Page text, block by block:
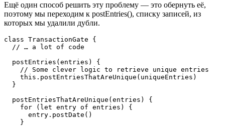
Ещё один способ решить эту проблему — это обернуть её,
поэтому мы переходим к postEntries(), списку записей, из
которых мы удалили дубли.
class TransactionGate {
// … a lot of code
postEntries(entries) {
// Some clever logic to retrieve unique entries
this.postEntriesThatAreUnique(uniqueEntries)
}
postEntriesThatAreUnique(entries) {
for (let entry of entries) {
entry.postDate()
}